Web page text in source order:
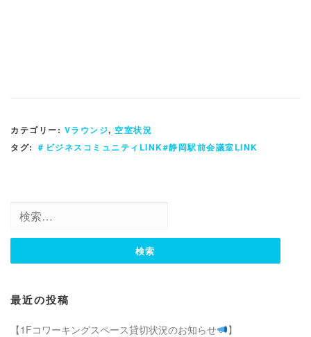
カテゴリー: Vラウンジ, 空室状況
タグ: ＃ビジネスコミュニティLINK#静岡駅前会議室LINK
索:
最近の投稿
【1Fコワーキングスペース貸切状況のお知らせ 】